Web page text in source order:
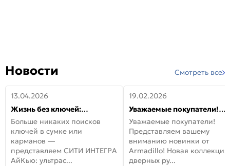
Новости Смотреть все
13.04.2026
Жизнь без ключей:
встречайте новую дверь
СИТИ ИНТЕГРА АйКью!
Больше никаких поисков
ключей в сумке или
карманов —
представляем СИТИ ИНТЕГРА
АйКью: ультрас...
19.02.2026
Уважаемые покупатели!
Представляем вашему
вниманию новинки от
Armadillo!
Уважаемые покупатели!
Представляем вашему
вниманию новинки от
Armadillo! Новая коллекция
дверных ру...